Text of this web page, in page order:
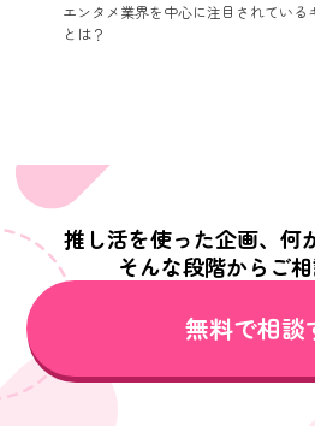
エンタメ業界を中心に注目されている
とは？
推し活を使った企画、何
そんな段階からご
無料で相談